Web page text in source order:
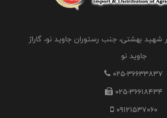
شهید بهشتی، جنب رستوران جاوید نو، گاراژ
جاوید نو
025-36633837
025-36618434
09121537060